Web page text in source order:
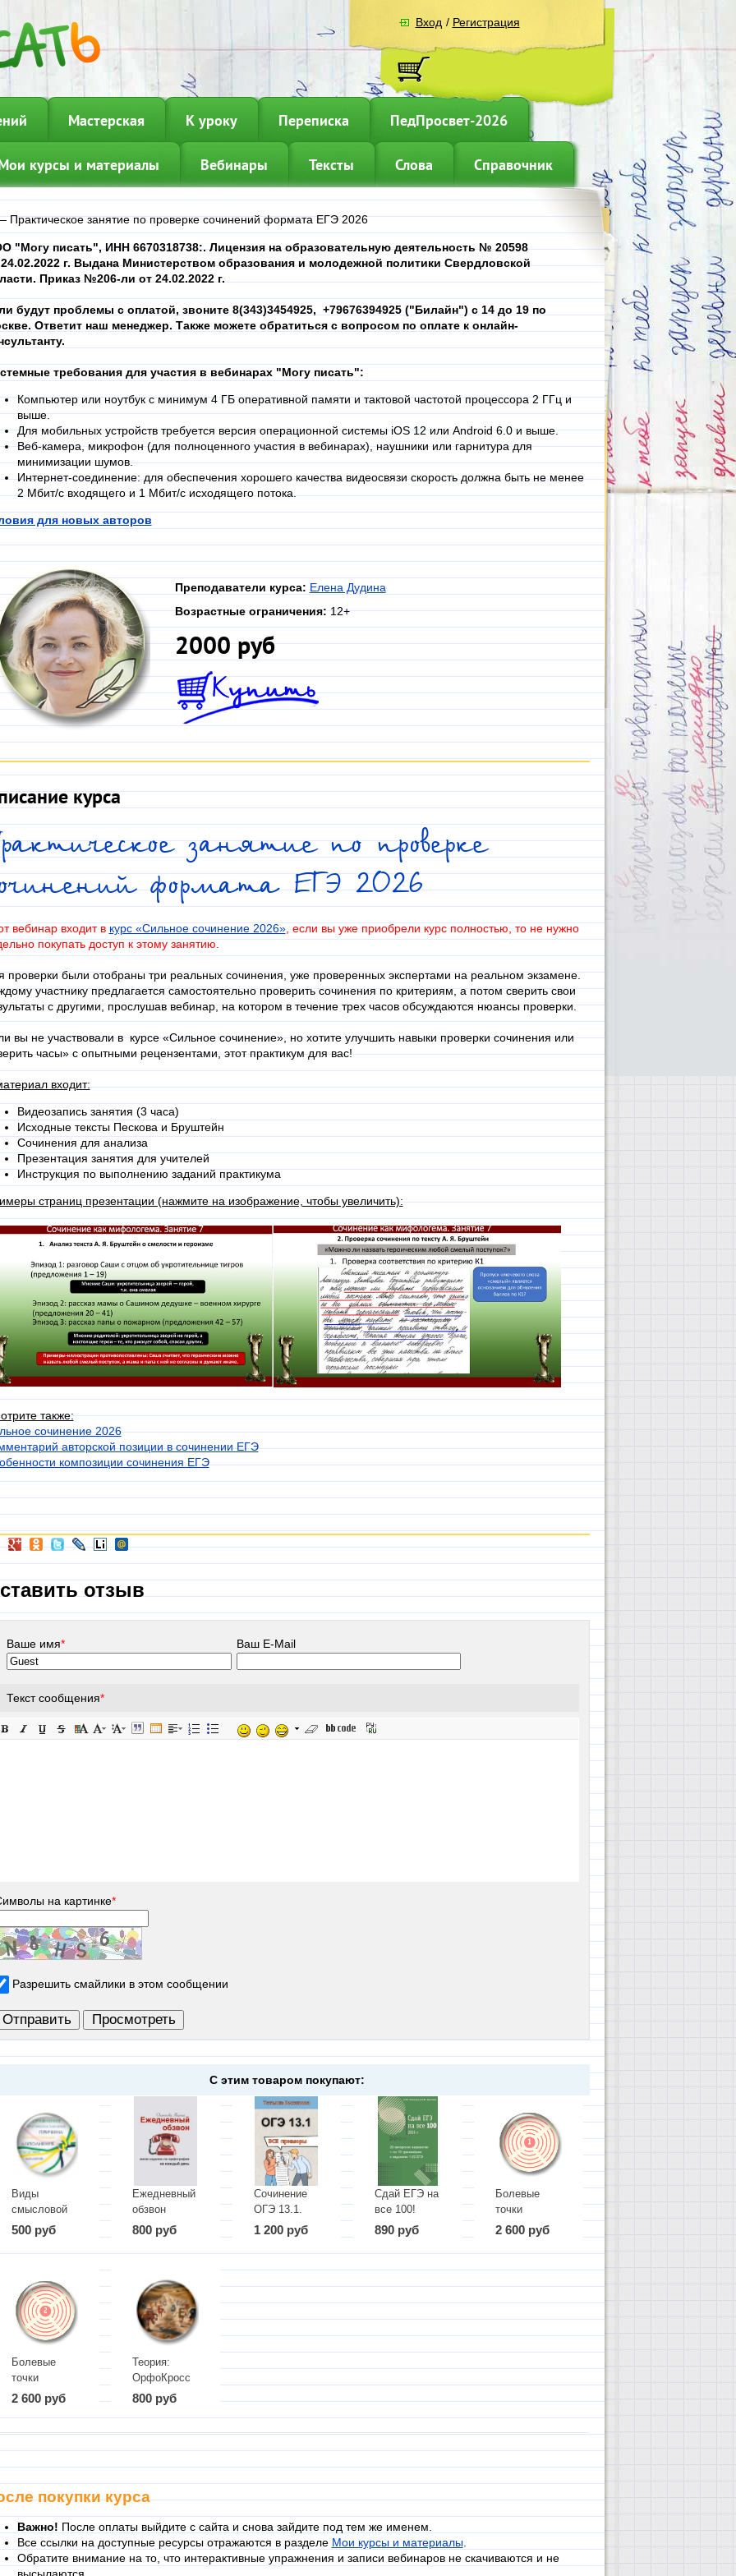
Вход / Регистрация
Мастерская К уроку Переписка ПедПросвет-2026
курсы и материалы Вебинары Тексты Слова Справочник
Практическое занятие по проверке сочинений формата ЕГЭ 2026
"Могу писать", ИНН6670318738:. Лицензия на образовательную деятельность № 20598
г. Выдана Министерством образования и молодежной политики Свердловской
Приказ №206-ли от 24.02.2022 г.
будут проблемы с оплатой, звоните 8(343)3454925, +79676394925 ("Билайн") с 14 до 19 по
Ответит наш менеджер. Также можете обратиться с вопросом по оплате к онлайн-
требования для участия в вебинарах "Могу писать":
Компьютер или ноутбук с минимум 4 ГБ оперативной памяти и тактовой частотой процессора 2 ГГц и
выше.
Для мобильных устройств требуется версия операционной системы iOS 12 или Android 6.0 и выше.
Веб-камера, микрофон (для полноценного участия в вебинарах), наушники или гарнитура для
минимизации шумов.
Интернет-соединение: для обеспечения хорошего качества видеосвязи скорость должна быть не менее
2 Мбит/с входящего и 1 Мбит/с исходящего потока.
для новых авторов
Преподаватели курса: Елена Дудина
Возрастные ограничения: 12+
2000 руб
курса
занятие по проверке
формата ЕГЭ 2026
вебинар входит в курс «Сильное сочинение 2026», если вы уже приобрели курс полностью, то не нужно
покупать доступ к этому занятию.
проверки были отобраны три реальных сочинения, уже проверенных экспертами на реальном экзамене.
участнику предлагается самостоятельно проверить сочинения по критериям, а потом сверить свои
с другими, прослушав вебинар, на котором в течение трех часов обсуждаются нюансы проверки.
вы не участвовали в курсе «Сильное сочинение», но хотите улучшить навыки проверки сочинения или
часы» с опытными рецензентами, этот практикум для вас!
входит:
Видеозапись занятия (3 часа)
Исходные тексты Пескова и Бруштейн
Сочинения для анализа
Презентация занятия для учителей
Инструкция по выполнению заданий практикума
страниц презентации (нажмите на изображение, чтобы увеличить):
также:
сочинение 2026
авторской позиции в сочинении ЕГЭ
композиции сочинения ЕГЭ
отзыв
Ваше имя* Ваш E-Mail
Текст сообщения*
на картинке*
Разрешить смайлики в этом сообщении
С этим товаром покупают:
Виды
смысловой
связи в
сочинении
ЕГЭ: от
практике
500 руб
Ежедневный
обзвон
800 руб
Сочинение
ОГЭ 13.1.
Все примеры
1 200 руб
Сдай ЕГЭ на
все 100!
2026 г.
890 руб
Болевые
точки
сочинения
на ЕГЭ 1
часть
2 600 руб
Болевые
точки
сочинения
на ЕГЭ 2
2 600 руб
Теория:
ОрфоКросс
800 руб
покупки курса
Важно! После оплаты выйдите с сайта и снова зайдите под тем же именем.
Все ссылки на доступные ресурсы отражаются в разделе Мои курсы и материалы.
Обратите внимание на то, что интерактивные упражнения и записи вебинаров не скачиваются и не